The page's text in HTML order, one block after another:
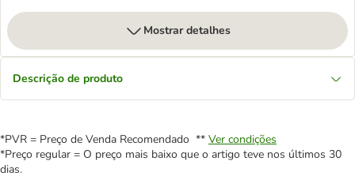
Mostrar detalhes
Descrição de produto
*PVR = Preço de Venda Recomendado ** Ver condições
*Preço regular = O preço mais baixo que o artigo teve nos últimos 30
dias.